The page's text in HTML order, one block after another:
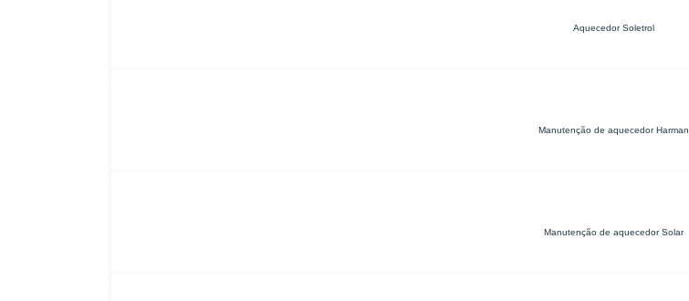
Aquecedor Soletrol
Manutenção de aquecedor Harman
Manutenção de aquecedor Solar